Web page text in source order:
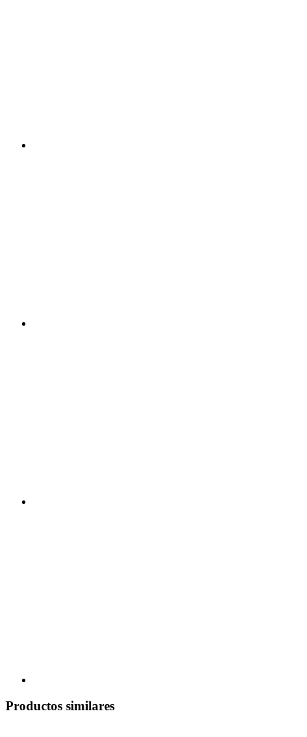
Productos similares